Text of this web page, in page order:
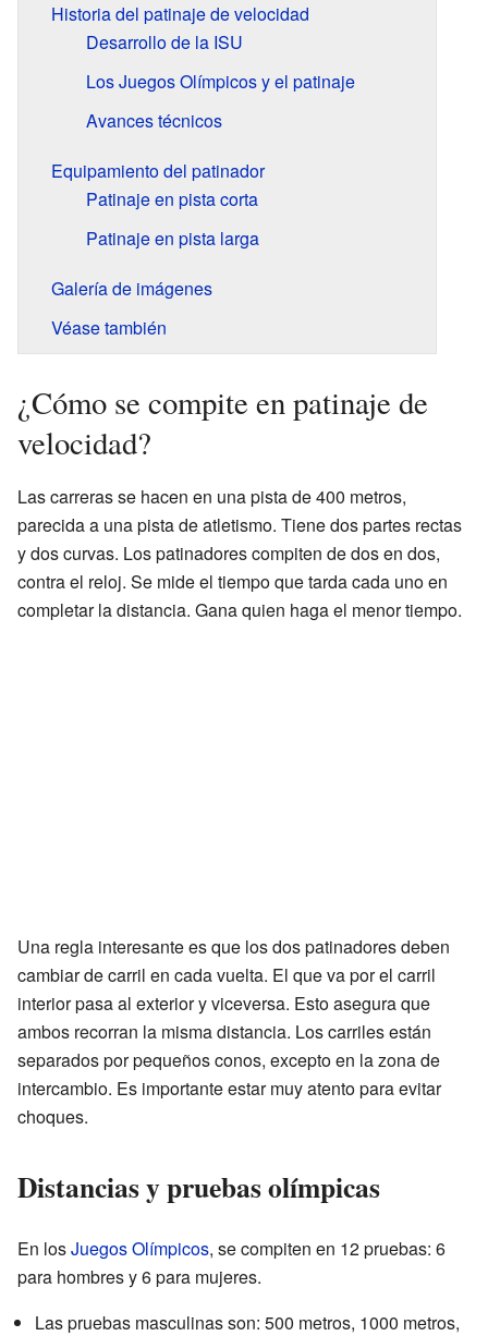
Historia del patinaje de velocidad
Desarrollo de la ISU
Los Juegos Olímpicos y el patinaje
Avances técnicos
Equipamiento del patinador
Patinaje en pista corta
Patinaje en pista larga
Galería de imágenes
Véase también
¿Cómo se compite en patinaje de
velocidad?
Las carreras se hacen en una pista de 400 metros,
parecida a una pista de atletismo. Tiene dos partes rectas
y dos curvas. Los patinadores compiten de dos en dos,
contra el reloj. Se mide el tiempo que tarda cada uno en
completar la distancia. Gana quien haga el menor tiempo.
Una regla interesante es que los dos patinadores deben
cambiar de carril en cada vuelta. El que va por el carril
interior pasa al exterior y viceversa. Esto asegura que
ambos recorran la misma distancia. Los carriles están
separados por pequeños conos, excepto en la zona de
intercambio. Es importante estar muy atento para evitar
choques.
Distancias y pruebas olímpicas
En losJuegos Olímpicos, se compiten en 12 pruebas: 6
para hombres y 6 para mujeres.
Las pruebas masculinas son: 500 metros, 1000 metros,